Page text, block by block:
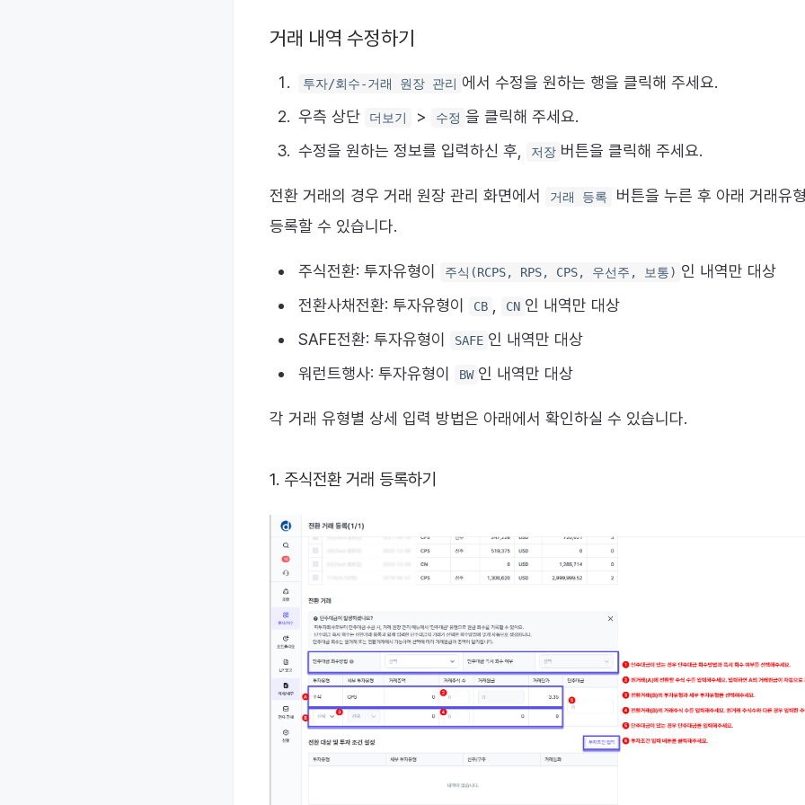
거래 내역 수정하기
투자/회수-거래 원장 관리 에서 수정을 원하는 행을 클릭해 주세요.
우측 상단
더보기 > 수정 을 클릭해 주세요.
수정을 원하는 정보를 입력하신 후,
저장 버튼을 클릭해 주세요.
전환 거래의 경우 거래 원장 관리 화면에서 거래 등록
버튼을 누른 후 아래 거래유
등록할 수 있습니다.
주식전환: 투자유형이 주식(RCPS, RPS, CPS, 우선주, 보통) 인 내역만 대상
전환사채전환: 투자유형이
CB , CN 인 내역만 대상
SAFE전환: 투자유형이
SAFE 인 내역만 대상
워런트행사: 투자유형이
BW 인 내역만 대상
각 거래 유형별 상세 입력 방법은 아래에서 확인하실 수 있습니다.
1. 주식전환 거래 등록하기